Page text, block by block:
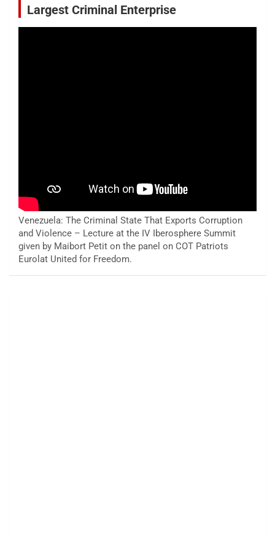
Largest Criminal Enterprise
Venezuela: The Criminal State That Exports Corruption
and Violence – Lecture at the IV Iberosphere Summit
given by Maibort Petit on the panel on COT Patriots
Eurolat United for Freedom.